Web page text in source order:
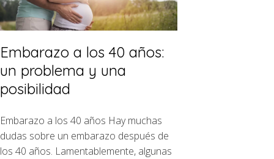
Embarazo a los 40 años:
un problema y una
posibilidad
Embarazo a los 40 años Hay muchas
dudas sobre un embarazo después de
los 40 años. Lamentablemente, algunas